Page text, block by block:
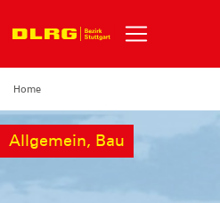
Home
Allgemein, Bau